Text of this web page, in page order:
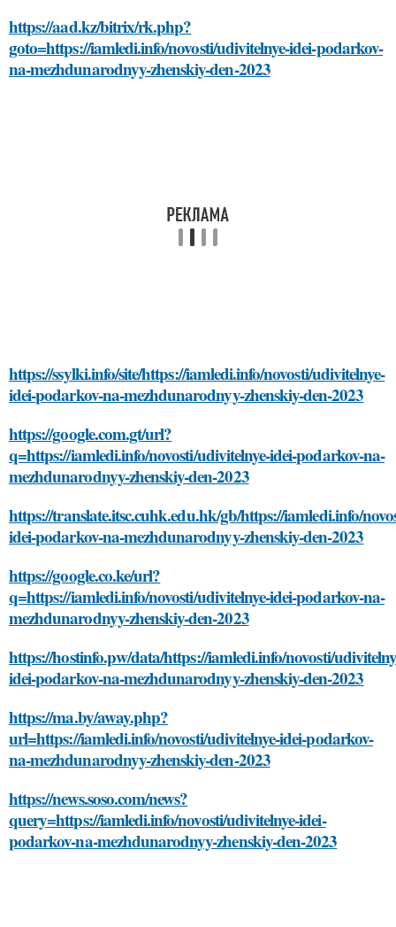
https://aad.kz/bitrix/rk.php?
goto=https://iamledi.info/novosti/udivitelnye-idei-podarkov-
na-mezhdunarodnyy-zhenskiy-den-2023
https://ssylki.info/site/https://iamledi.info/novosti/udivitelnye-
idei-podarkov-na-mezhdunarodnyy-zhenskiy-den-2023
https://google.com.gt/url?
q=https://iamledi.info/novosti/udivitelnye-idei-podarkov-na-
mezhdunarodnyy-zhenskiy-den-2023
https://translate.itsc.cuhk.edu.hk/gb/https://iamledi.info/
idei-podarkov-na-mezhdunarodnyy-zhenskiy-den-2023
https://google.co.ke/url?
q=https://iamledi.info/novosti/udivitelnye-idei-podarkov-na-
mezhdunarodnyy-zhenskiy-den-2023
https://hostinfo.pw/data/https://iamledi.info/novosti/
idei-podarkov-na-mezhdunarodnyy-zhenskiy-den-2023
https://ma.by/away.php?
url=https://iamledi.info/novosti/udivitelnye-idei-podarkov-
na-mezhdunarodnyy-zhenskiy-den-2023
https://news.soso.com/news?
query=https://iamledi.info/novosti/udivitelnye-idei-
podarkov-na-mezhdunarodnyy-zhenskiy-den-2023